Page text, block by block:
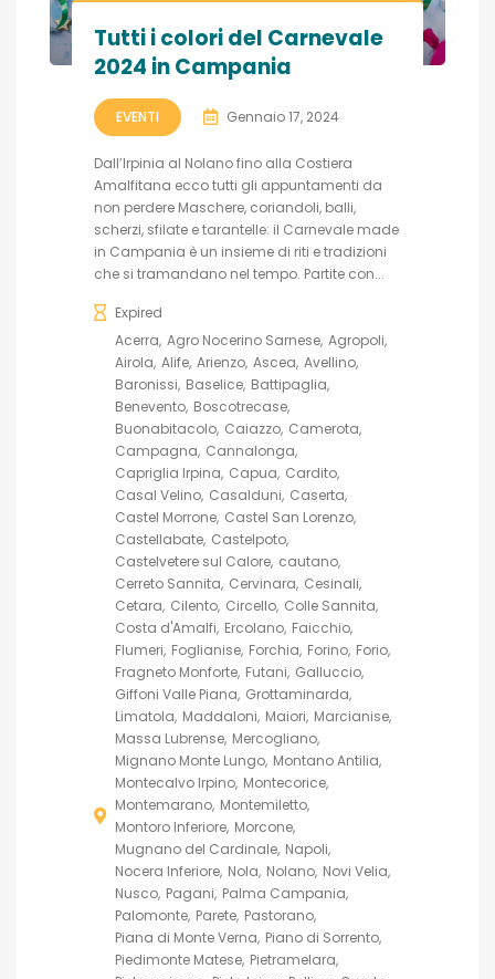
Tutti i colori del Carnevale
2024 in Campania
EVENTI Gennaio 17, 2024
Dall’Irpinia al Nolano fino alla Costiera
Amalfitana ecco tutti gli appuntamenti da
non perdere Maschere, coriandoli, balli,
scherzi, sfilate e tarantelle: il Carnevale made
in Campania è un insieme di riti e tradizioni
che si tramandano nel tempo. Partite con...
Expired
Acerra Agro Nocerino Sarnese Agropoli
Airola Alife Arienzo Ascea Avellino
Baronissi Baselice Battipaglia
Benevento Boscotrecase
Buonabitacolo Caiazzo Camerota
Campagna Cannalonga
Capriglia Irpina Capua Cardito
Casal Velino Casalduni Caserta
Castel Morrone Castel San Lorenzo
Castellabate Castelpoto
Castelvetere sul Calore cautano
Cerreto Sannita Cervinara Cesinali
Cetara Cilento Circello Colle Sannita
Costa d'Amalfi Ercolano Faicchio
Flumeri Foglianise Forchia Forino Forio
Fragneto Monforte Futani Galluccio
Giffoni Valle Piana Grottaminarda
Limatola Maddaloni Maiori Marcianise
Massa Lubrense Mercogliano
Mignano Monte Lungo Montano Antilia
Montecalvo Irpino Montecorice
Montemarano Montemiletto
Montoro Inferiore Morcone
Mugnano del Cardinale Napoli
Nocera Inferiore Nola Nolano Novi Velia
Nusco Pagani Palma Campania
Palomonte Parete Pastorano
Piana di Monte Verna Piano di Sorrento
Piedimonte Matese Pietramelara